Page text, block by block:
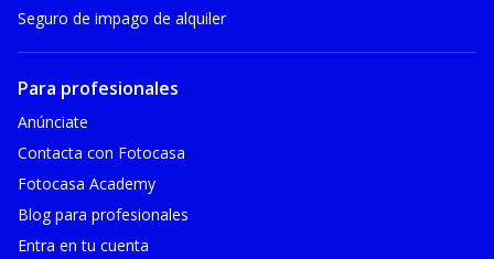
Seguro de impago de alquiler
Para profesionales
Anúnciate
Contacta con Fotocasa
Fotocasa Academy
Blog para profesionales
Entra en tu cuenta